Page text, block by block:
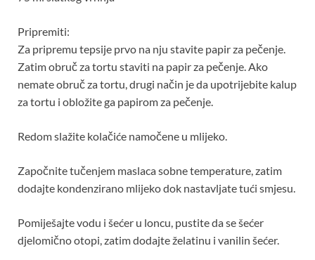
Pripremiti:
Za pripremu tepsije prvo na nju stavite papir za pečenje.
Zatim obruč za tortu staviti na papir za pečenje. Ako
nemate obruč za tortu, drugi način je da upotrijebite kalup
za tortu i obložite ga papirom za pečenje.
Redom slažite kolačiće namočene u mlijeko.
Započnite tučenjem maslaca sobne temperature, zatim
dodajte kondenzirano mlijeko dok nastavljate tući smjesu.
Pomiješajte vodu i šećer u loncu, pustite da se šećer
djelomično otopi, zatim dodajte želatinu i vanilin šećer.